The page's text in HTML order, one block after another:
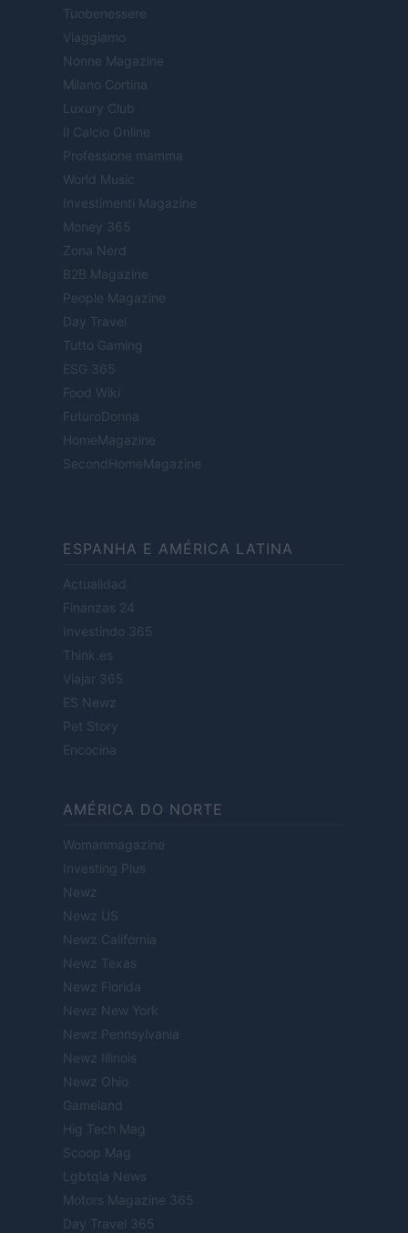
Tuobenessere
Viaggiamo
Nonne Magazine
Milano Cortina
Luxury Club
Il Calcio Online
Professione mamma
World Music
Investimenti Magazine
Money 365
Zona Nerd
B2B Magazine
People Magazine
Day Travel
Tutto Gaming
ESG 365
Food Wiki
FuturoDonna
HomeMagazine
SecondHomeMagazine
ESPANHA E AMÉRICA LATINA
Actualidad
Finanzas 24
Investindo 365
Think.es
Viajar 365
ES Newz
Pet Story
Encocina
AMÉRICA DO NORTE
Womanmagazine
Investing Plus
Newz
Newz US
Newz California
Newz Texas
Newz Florida
Newz New York
Newz Pennsylvania
Newz Illinois
Newz Ohio
Gameland
Hig Tech Mag
Scoop Mag
Lgbtqia News
Motors Magazine 365
Day Travel 365